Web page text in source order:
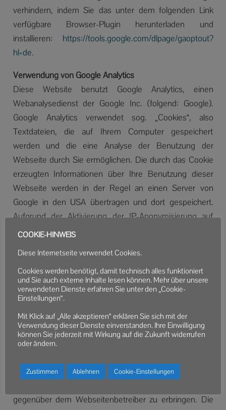
verhindern, indem Sie das unter dem folgenden Link
verfügbare Browser-Plugin herunterladen und
installieren: https://tools.google.com/dlpage/gaoptout?
hl=de.
Verwendung von Google Analytics
Diese Website benutzt Google Analytics, einen
Webanalysedienst der Google Inc. (folgend: Google).
Google Analytics verwendet sog. „Cookies“, also
Textdateien, die auf Ihrem Computer gespeichert
werden und die eine Analyse der Benutzung der
Webseite durch Sie ermöglichen. Die durch das Cookie
erzeugten Informationen über Ihre Benutzung dieser
Webseite werden in der Regel an einen Server von
Google in den USA übertragen und dort gespeichert.
Aufgrund der Aktivierung der IP-Anonymisierung auf
diesen Webseiten, wird Ihre IP-Adresse von Google
Union oder in anderen Vertragsstaaten des Abkommens
über den Europäischen Wirtschaftsraum zuvor gekürzt.
Nur in Ausnahmefällen wird die volle IP-Adresse an
einen Server von Google in den USA übertragen und
dort gekürzt. Im Auftrag des Betreibers dieser Website
wird Google diese Informationen benutzen, um Ihre
Nutzung der Webseite auszuwerten, um Reports über
weitere mit der Websitenutzung und der
gegenüber dem Webseitenbetreiber zu erbringen. Die
COOKIE-HINWEIS
Diese Internetseite verwendet Cookies.
Cookies werden benötigt, damit technisch alles funktioniert
und Sie auch externe Inhalte lesen können. Mehr über unsere
verwendeten Dienste erfahren Sie unter den „Cookie-
Einstellungen“.
Mit Klick auf „Alle akzeptieren“ erklären Sie sich mit der
Verwendung dieser Dienste einverstanden. Ihre Einwilligung
können Sie jederzeit mit Wirkung auf die Zukunft widerrufen
oder ändern.
Zustimmen Ablehnen Cookie-Einstellungen